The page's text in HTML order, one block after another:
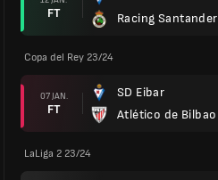
FT
Racing Santander
Copa del Rey 23/24
07 JAN.
FT
SD Eibar
Atlético de Bilbao
LaLiga 2 23/24